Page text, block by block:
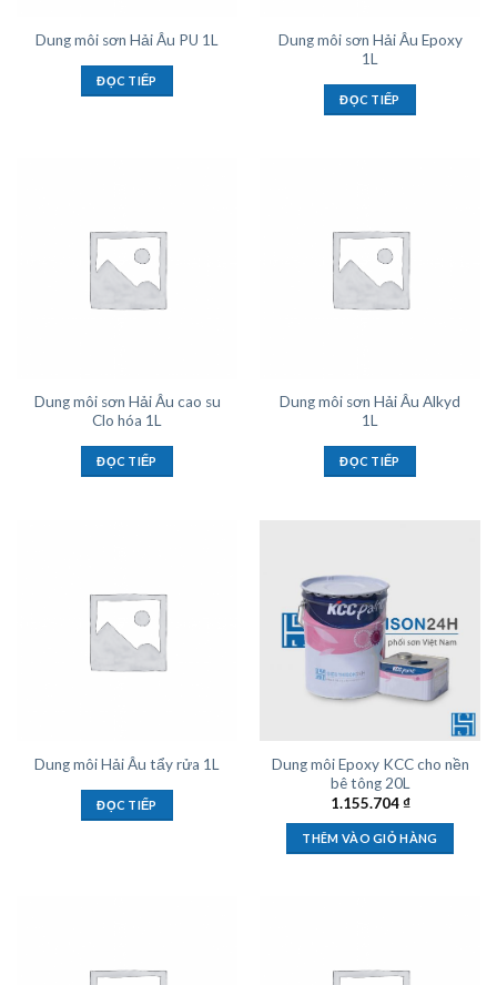
Dung môi sơn Hải Âu PU 1L
ĐỌC TIẾP
Dung môi sơn Hải Âu Epoxy
1L
ĐỌC TIẾP
Dung môi sơn Hải Âu cao su
Clo hóa 1L
ĐỌC TIẾP
Dung môi sơn Hải Âu Alkyd
1L
ĐỌC TIẾP
Dung môi Hải Âu tẩy rửa 1L
ĐỌC TIẾP
Dung môi Epoxy KCC cho nền
bê tông 20L
1.155.704₫
THÊM VÀO GIỎ HÀNG